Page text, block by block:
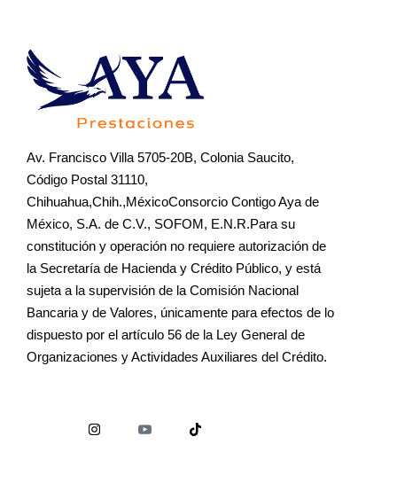
Av. Francisco Villa 5705-20B, Colonia Saucito,
Código Postal 31110,
Chihuahua,Chih.,MéxicoConsorcio Contigo Aya de
México, S.A. de C.V., SOFOM, E.N.R.Para su
constitución y operación no requiere autorización de
la Secretaría de Hacienda y Crédito Público, y está
sujeta a la supervisión de la Comisión Nacional
Bancaria y de Valores, únicamente para efectos de lo
dispuesto por el artículo 56 de la Ley General de
Organizaciones y Actividades Auxiliares del Crédito.